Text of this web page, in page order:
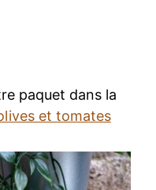
paquet dans la
et tomates